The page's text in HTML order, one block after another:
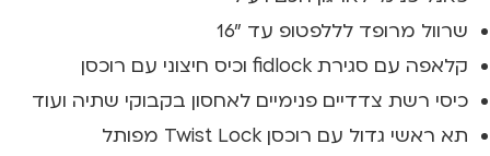
שרוול מרופד לללפטופ עד "16
קלאפה עם סגירת fidlock וכיס חיצוני עם רוכסן
כיסי רשת צדדיים פנימיים לאחסון בקבוקי שתיה ועוד
תא ראשי גדול עם רוכסן Twist Lock מפותל